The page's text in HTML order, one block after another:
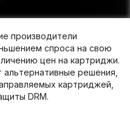
производители
спроса на свою
цен на картриджи.
альтернативные решения,
картриджей,
DRM.